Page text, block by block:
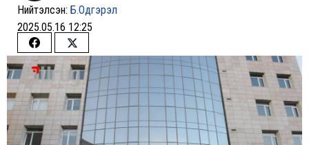
Нийтэлсэн: Б.Одгэрэл
2025.05.16 12:25
Share
on
Facebook
Share
on
Twitter